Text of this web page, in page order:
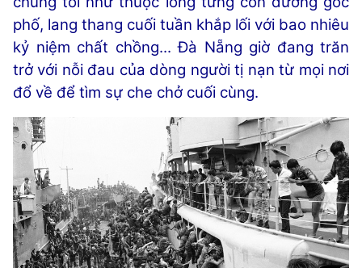
phố, lang thang cuối tuần khắp lối với bao nhiêu
kỷ niệm chất chồng... Đà Nẵng giờ đang trăn
trở với nỗi đau của dòng người tị nạn từ mọi nơi
đổ về để tìm sự che chở cuối cùng.